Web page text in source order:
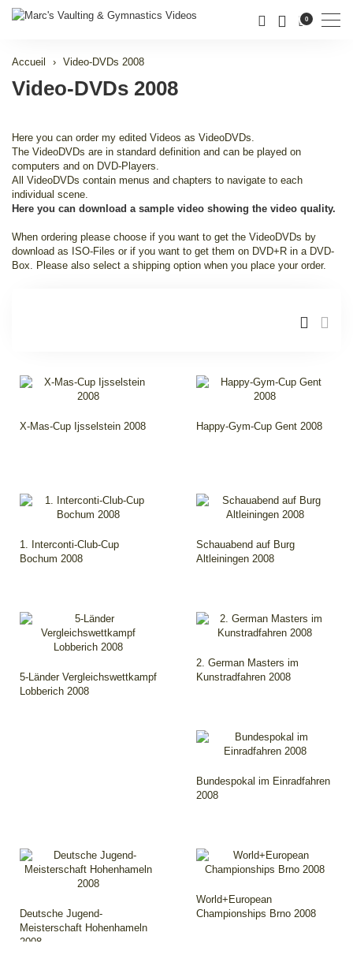
0
Accueil Video-DVDs 2008
Video-DVDs 2008
Here you can order my edited Videos as VideoDVDs.
The VideoDVDs are in standard definition and can be played on
computers and on DVD-Players.
All VideoDVDs contain menus and chapters to navigate to each
individual scene.
Here you can download a sample video showing the video quality.
When ordering please choose if you want to get the VideoDVDs by
download as ISO-Files or if you want to get them on DVD+R in a DVD-
Box. Please also select a shipping option when you place your order.
X-Mas-Cup Ijsselstein 2008 Happy-Gym-Cup Gent 2008
1. Interconti-Club-Cup
Bochum 2008
Schauabend auf Burg
Altleiningen 2008
5-Länder Vergleichswettkampf
Lobberich 2008
2. German Masters im
Kunstradfahren 2008
Bundespokal im Einradfahren
2008
Deutsche Jugend-
Meisterschaft Hohenhameln
2008
World+European
Championships Brno 2008